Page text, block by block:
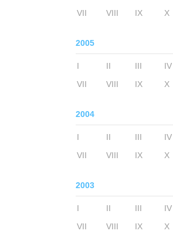
VII
VIII IX X
2005
I II III IV
VII
VIII IX X
2004
I II III IV
VII
VIII IX X
2003
I II III IV
VII
VIII IX X